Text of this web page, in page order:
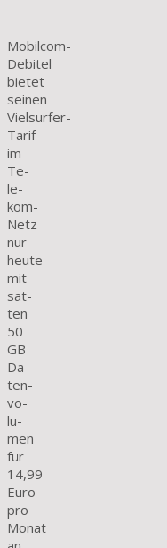
Mobilcom-
Debitel
bietet
seinen
Vielsurfer-
Tarif
im
Te­
le­
kom-
Netz
nur
heute
mit
sat­
ten
50
GB
Da­
ten­
vo­
lu­
men
für
14,99
Euro
pro
Monat